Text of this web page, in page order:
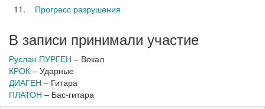
11.
Прогресс разрушения
В записи принимали участие
Руслан ПУРГЕН – Вокал
КРОК – Ударные
ДИАГЕН – Гитара
ПЛАТОН – Бас-гитара